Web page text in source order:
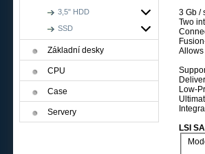
3,5" HDD
SSD
Základní desky
CPU
Case
Servery
3 Gb /
Two
Low-
LSI